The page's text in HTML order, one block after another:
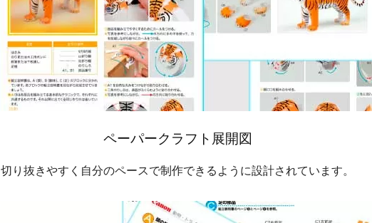
ペーパークラフト展開図
切り抜きやすく自分のペースで制作できるように設計されています。